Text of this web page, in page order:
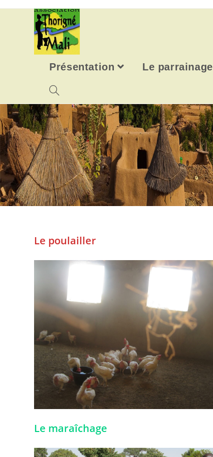
Présentation Le parrainage
Toggle
website
search
Le poulailler
Le maraîchage